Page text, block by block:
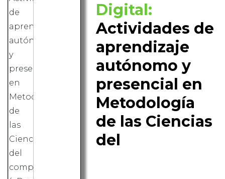
Digital:
Actividades de
aprendizaje
autónomo y
presencial en
Metodología
de las Ciencias
del